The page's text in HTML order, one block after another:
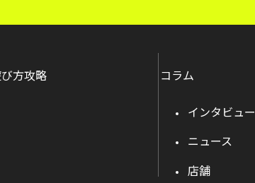
方攻略 コラム
インタビュー
ニュース
店舗